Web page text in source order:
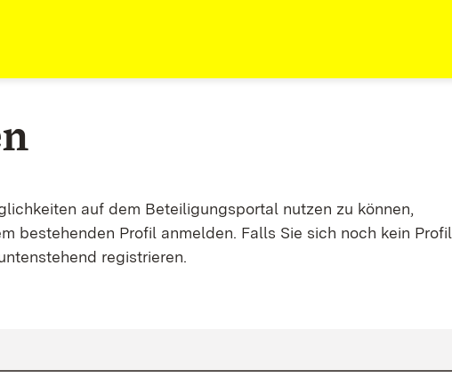
auf dem Beteiligungsportal nutzen zu können,
bestehenden Profil anmelden. Falls Sie sich noch kein Profil
registrieren.